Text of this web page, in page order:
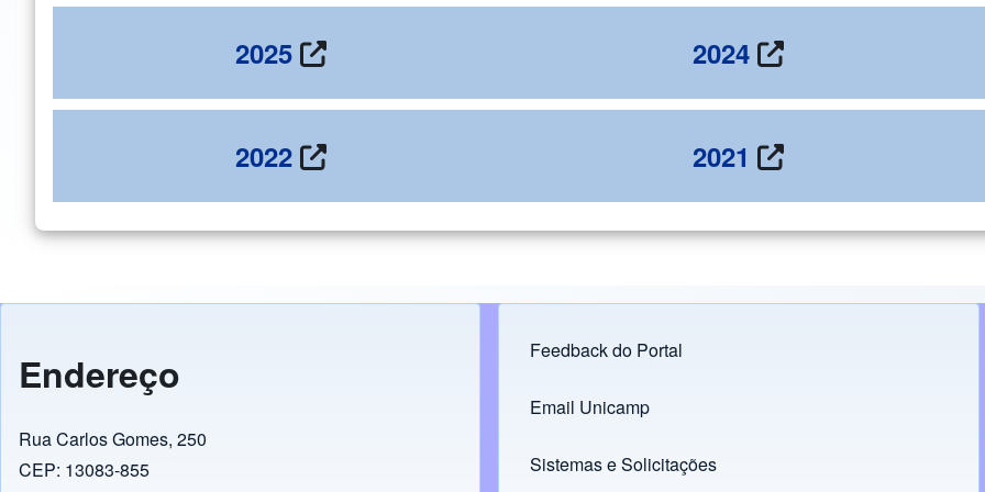
2025 2024
2022 2021
Endereço
Rua Carlos Gomes, 250
CEP: 13083-855
Footer menu
Feedback do Portal
Links
Email Unicamp
(opens in new tab)
Sistemas e Solicitações
(opens in new tab)